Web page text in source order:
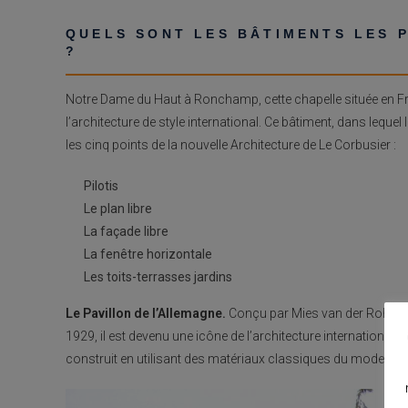
QUELS SONT LES BÂTIMENTS LES
?
Notre Dame du Haut à Ronchamp, cette chapelle située en
l’architecture de style international. Ce bâtiment, dans
les cinq points de la nouvelle Architecture de Le Corbusier :
Pilotis
Le plan libre
La façade libre
La fenêtre horizontale
Les toits-terrasses jardins
Le Pavillon de l’Allemagne. Conçu par Mies van der Rohe
1929, il est devenu une icône de l’architecture
construit en utilisant des matériaux classiques du